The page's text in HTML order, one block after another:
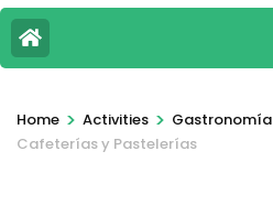
Home > Activities > Gastronomía
Cafeterías y Pastelerías